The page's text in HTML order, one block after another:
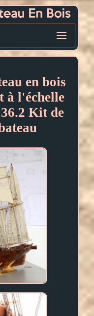
en bois
à l'échelle
Kit de